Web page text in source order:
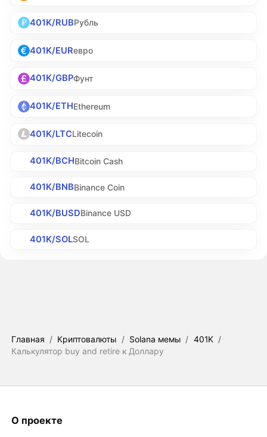
401K/RUBРубль
401K/EURевро
401K/GBPФунт
401K/ETHEthereum
401K/LTCLitecoin
401K/BCHBitcoin Cash
401K/BNBBinance Coin
401K/BUSDBinance USD
401K/SOLSOL
Главная / Криптовалюты / Solana мемы / 401K /
Калькулятор buy and retire к Доллару
О проекте